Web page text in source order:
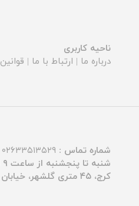
ناحیه کاربری
درباره ما | ارتباط با ما |
شماره تماس : ۰۲۶۳۳۵۱۳۵۲۹ - ۰۲۶۳۳۵۳۴۳۱۵
شنبه تا پنجشنبه از ساعت ۹ الی ۱۳ و ۱۶:۳۰ الی ۲۰:۳۰ پاسخگوی شما عزیزان هستیم.
کرج، ۴۵ متری گلشهر، خیابان کوکب شرقی، عکس و فیلم مکث